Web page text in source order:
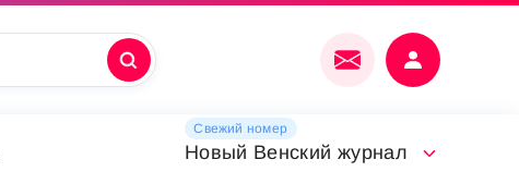
Свежий номер
Новый Венский журнал